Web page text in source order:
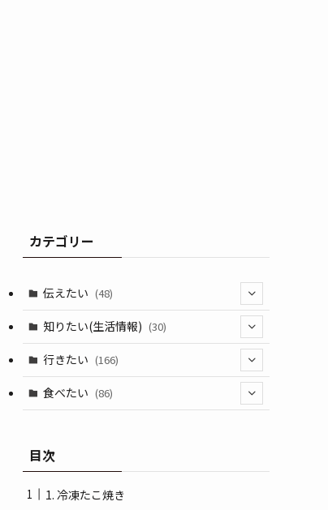
カテゴリー
伝えたい (48)
(44)
(1)
知りたい(生活情報) (30)
(10)
(11)
行きたい (166)
(18)
食べたい (86)
(3)
目次
1. 冷凍たこ焼き